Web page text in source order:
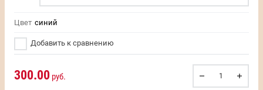
Цвет синий
Добавить к сравнению
300.00 руб.